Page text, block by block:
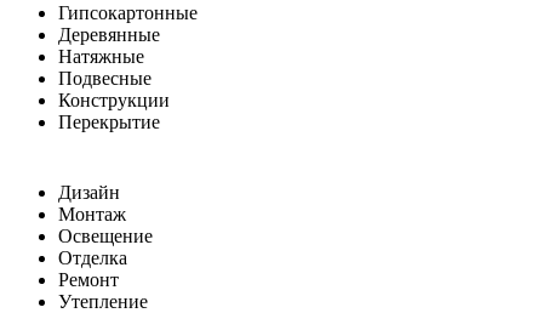
Гипсокартонные
Деревянные
Натяжные
Подвесные
Конструкции
Перекрытие
Дизайн
Монтаж
Освещение
Отделка
Ремонт
Утепление